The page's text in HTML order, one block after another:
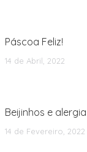
Páscoa Feliz!
14 de Abril, 2022
Beijinhos e
14 de Fevereiro, 2022